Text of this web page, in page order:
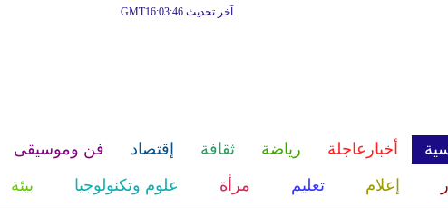
آخر تحديث GMT16:03:46
أخبارعاجلة رياضة ثقافة إقتصاد فن وموسيقى
إعلام تعليم مرأة علوم وتكنولوجيا بيئة